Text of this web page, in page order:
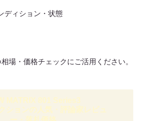
ディション・状態
場・価格チェックにご活用ください。
MATRIX 801 Series3
ションの人気・評論家レビュ